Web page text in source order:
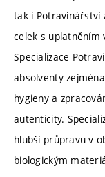
tak i Potravinářství
celek s uplatněním
Specializace
absolventy
hygieny a
autenticity.
hlubší průpravu v
biologickým